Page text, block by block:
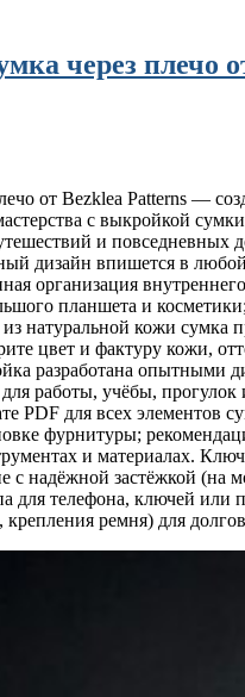
через плечо
от Bezklea Patterns —
с выкройкой
и повседневных
дизайн впишется в
организация
планшета и
из натуральной кожи
цвет и фактуру кожи,
разработана опытными
работы, учёбы,
PDF для всех
фурнитуры;
и материалах.
с надёжной застёжкой
для телефона, ключей
ремня) для